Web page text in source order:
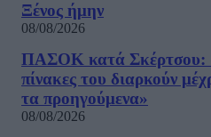
Ξένος ήμην
08/08/2026
ΠΑΣΟΚ κατά Σκέρτσου:
πίνακες του διαρκούν
τα προηγούμενα»
08/08/2026